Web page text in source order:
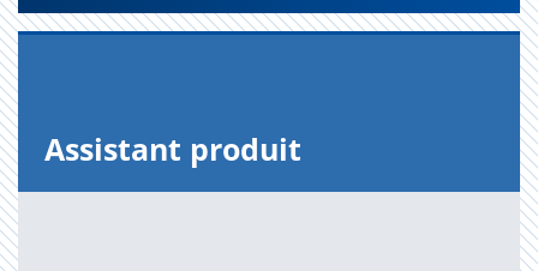
Assis­tant pro­duit